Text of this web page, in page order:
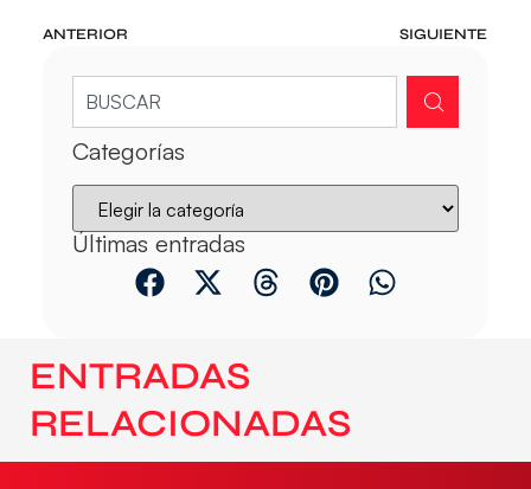
ANTERIOR SIGUIENTE
Categorías
Últimas entradas
ENTRADAS
RELACIONADAS